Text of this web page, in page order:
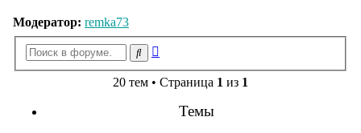
Модератор: remka73
Поиск
20 тем • Страница 1 из 1
Темы